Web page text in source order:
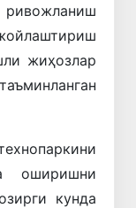
жиҳозлар
оширишни
кунда